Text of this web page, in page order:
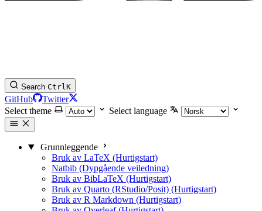
Search CtrlK
GitHub
Twitter
Select theme
Select language
Grunnleggende
Bruk av LaTeX (Hurtigstart)
Natbib (Dypgående veiledning)
Bruk av BibLaTeX (Hurtigstart)
Bruk av Quarto (RStudio/Posit) (Hurtigstart)
Bruk av R Markdown (Hurtigstart)